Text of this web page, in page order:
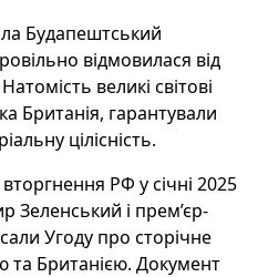
Будапештський
відмовилася від
великі світові
Британія, гарантували
цілісність.
РФ у січні 2025
Зеленський і прем’єр-
Угоду про сторічне
та Британією. Документ